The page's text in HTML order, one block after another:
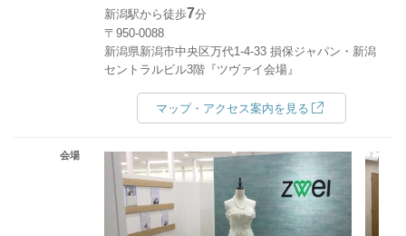
新潟駅から徒歩7分
〒950-0088
新潟県新潟市中央区万代1-4-33 損保ジャパン・新潟
セントラルビル3階『ツヴァイ会場』
マップ・アクセス案内を見る
会場